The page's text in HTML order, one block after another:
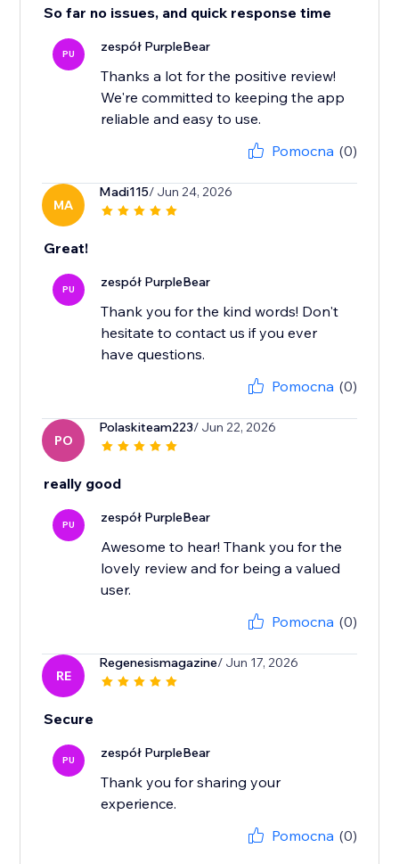
So far no issues, and quick response time
PU zespół PurpleBear
Thanks a lot for the positive review!
We're committed to keeping the app
reliable and easy to use.
Pomocna (0)
MA
Madi115/ Jun 24, 2026
Great!
PU zespół PurpleBear
Thank you for the kind words! Don't
hesitate to contact us if you ever
have questions.
Pomocna (0)
PO
Polaskiteam223/ Jun 22, 2026
really good
PU zespół PurpleBear
Awesome to hear! Thank you for the
lovely review and for being a valued
user.
Pomocna (0)
RE
Regenesismagazine/ Jun 17, 2026
Secure
PU zespół PurpleBear
Thank you for sharing your
experience.
Pomocna (0)